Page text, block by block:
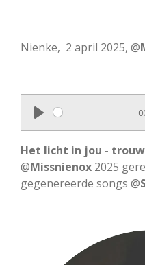
Nienke, 2 april 2025, @
P
l
a
y
Het licht in jou - trouw
@Missnienox 2025
gegenereerde songs @